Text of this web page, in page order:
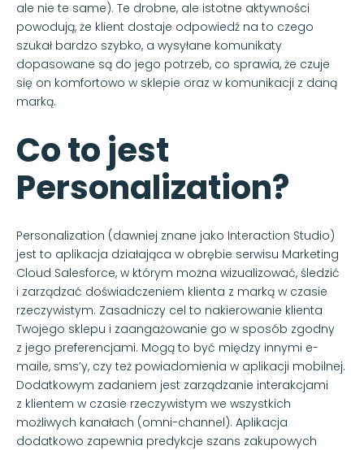
ale nie te same). Te drobne, ale istotne aktywności
powodują, że klient dostaje odpowiedź na to czego
szukał bardzo szybko, a wysyłane komunikaty
dopasowane są do jego potrzeb, co sprawia, że czuje
się on komfortowo w sklepie oraz w komunikacji z daną
marką.
Co to jest
Personalization?
Personalization (dawniej znane jako Interaction Studio)
jest to aplikacja działająca w obrębie serwisu Marketing
Cloud Salesforce, w którym można wizualizować, śledzić
i zarządzać doświadczeniem klienta z marką w czasie
rzeczywistym. Zasadniczy cel to nakierowanie klienta
Twojego sklepu i zaangażowanie go w sposób zgodny
z jego preferencjami. Mogą to być między innymi e-
maile, sms’y, czy też powiadomienia w aplikacji mobilnej.
Dodatkowym zadaniem jest zarządzanie interakcjami
z klientem w czasie rzeczywistym we wszystkich
możliwych kanałach (omni-channel). Aplikacja
dodatkowo zapewnia predykcje szans zakupowych